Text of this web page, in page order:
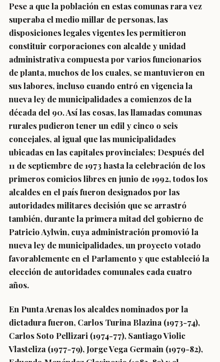
Pese a que la población en estas comunas rara vez
superaba el medio millar de personas, las
disposiciones legales vigentes les permitieron
constituir corporaciones con alcalde y unidad
administrativa compuesta por varios funcionarios
de planta, muchos de los cuales, se mantuvieron en
sus labores, incluso cuando entró en vigencia la
nueva ley de municipalidades a comienzos de la
década del 90. Así las cosas, las llamadas comunas
rurales pudieron tener un edil y cinco o seis
concejales, al igual que las municipalidades
ubicadas en las capitales provinciales; Después del
11 de septiembre de 1973 hasta la celebración de los
primeros comicios libres en junio de 1992, todos los
alcaldes en el país fueron designados por las
autoridades militares decisión que se arrastró
también, durante la primera mitad del gobierno de
Patricio Aylwin, cuya administración promovió la
nueva ley de municipalidades, un proyecto votado
favorablemente en el Parlamento y que estableció la
elección de autoridades comunales cada cuatro
años.
En Punta Arenas los alcaldes nominados por la
dictadura fueron, Carlos Turina Blazina (1973-74),
Carlos Soto Pellizari (1974-77), Santiago Violic
Vlasteliza (1977-79), Jorge Vega Germain (1979-82),